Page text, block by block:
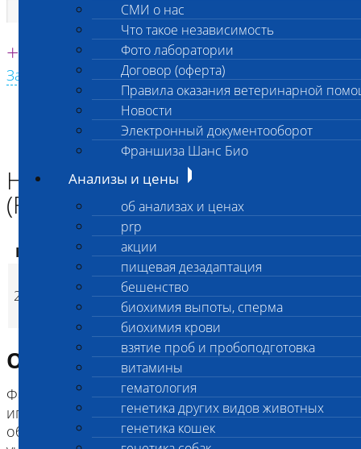
Единая круглосуточная справочная
+7 495 260 0 260
Заказать звонок с сайта
СМИ о нас
Что такое независимость
Фото лаборатории
Договор (оферта)
Правила оказания ветеринарной
Новости
Электронный документооборот
Франшиза Шанс Био
Анализы и цены
об анализах и ценах
prp
акции
пищевая дезадаптация
бешенство
биохимия выпоты, сперма
биохимия крови
взятие проб и пробоподготовка
витамины
гематология
генетика других видов животных
генетика кошек
Главная страница
Анализы и цены
ГЕНЕТИКА СОБАК
Недостаточность фактора VII (FVIID) у собак
Недостаточность фактора VII
(FVIID) у собак
Код Наименование услуг Цена, руб.
2751
Недостаточность
фактора VII (FVIID) у
собак
3 200p (Время
Описание исследования
Фактор свертывания крови VII (проконвертин)
играет важную роль в свертывании крови. Он
образуется в печени и является необходимым